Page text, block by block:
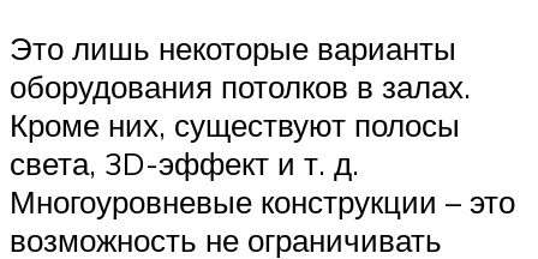
Это лишь некоторые варианты
оборудования потолков в залах.
Кроме них, существуют полосы
света, 3D-эффект и т. д.
Многоуровневые конструкции – это
возможность не ограничивать